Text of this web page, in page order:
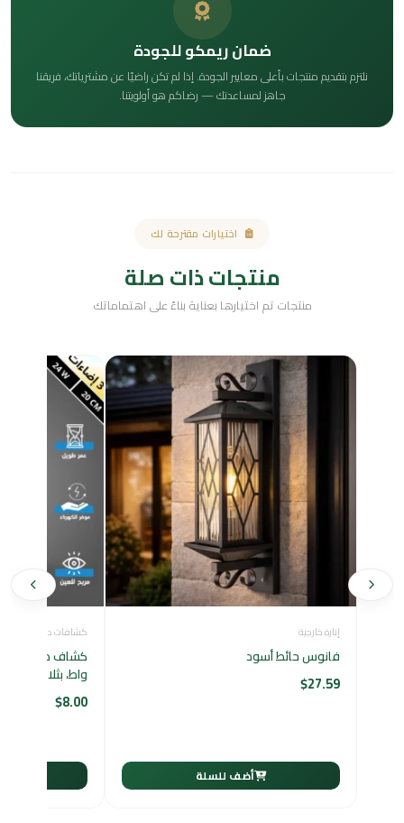
ضمان ريمكو للجودة
نلتزم بتقديم منتجات بأعلى معايير الجودة. إذا لم تكن راضيًا عن مشترياتك، فريقنا
جاهز لمساعدتك — رضاكم هو أولويتنا.
اختيارات مقترحة لك
منتجات ذات صلة
منتجات تم اختيارها بعناية بناءً على اهتماماتك
إنارة خارجية
فانوس حائط أسود
$27.59
أضف للسلة
كشافات دفن
واط، بثلاثة
$8.00